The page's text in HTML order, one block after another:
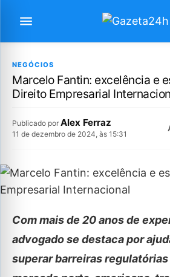
NEGÓCIOS
Marcelo Fantin: excelência e
Direito Empresarial
Publicado por Alex Ferraz
11 de dezembro de 2024, às 15:31
Com mais de 20 anos de
advogado se destaca por
superar barreiras